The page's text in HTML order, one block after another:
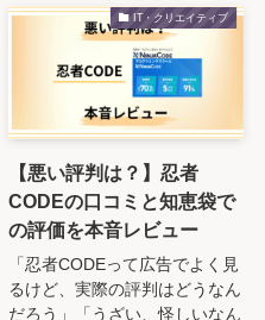
IT・クリエイティブ
【悪い評判は？】忍者
CODEの口コミと知恵袋で
の評価を本音レビュー
「忍者CODEって広告でよく見
るけど、実際の評判はどうなん
だろう」「うざい、怪しいなん